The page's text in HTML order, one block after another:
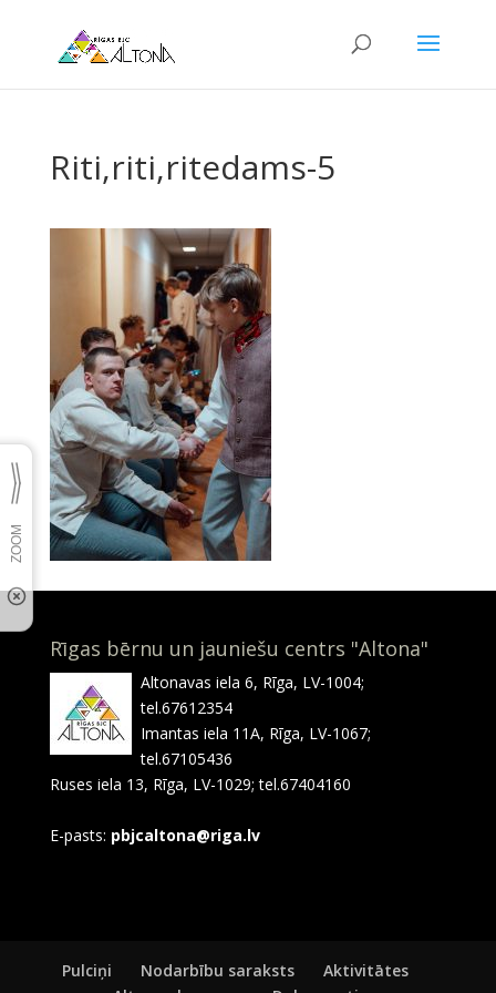
Riti,riti,ritedams-5
Rīgas bērnu un jauniešu centrs "Altona"
Altonavas iela 6, Rīga, LV-1004;
tel.67612354
Imantas iela 11A, Rīga, LV-1067;
tel.67105436
Ruses iela 13, Rīga, LV-1029; tel.67404160
E-pasts: pbjcaltona@riga.lv
Pulciņi Nodarbību saraksts
Aktivitātes